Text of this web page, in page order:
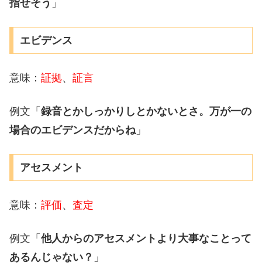
指せそう 」
エビデンス
意味： 証拠、 証言
例文「 録音とかしっかりしとかないとさ。万が一の
場合のエビデンスだからね」
アセスメント
意味： 評価、 査定
例文「 他人からのアセスメントより大事なことって
あるんじゃない？ 」